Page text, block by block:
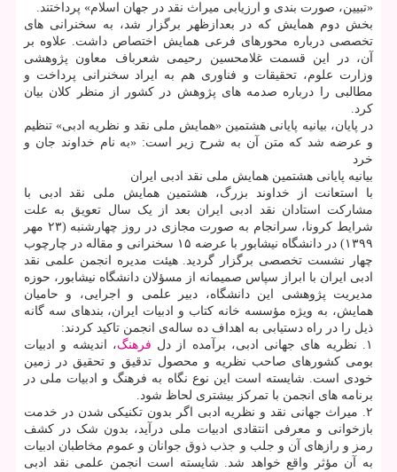
«تبیین، صورت بندی و ارزیابی میراث نقد در جهان اسلام» پرداختند.
بخش دوم همایش که در بعدازظهر برگزار شد، به سخنرانی های
تخصصی درباره محورهای فرعی همایش اختصاص داشت. علاوه بر
آن، در این قسمت غلامحسین رحیمی شعرباف معاون پژوهشی
وزارت علوم، تحقیقات و فناوری هم به ایراد سخنرانی پرداخت و
مطالبی را درباره صدمه های پژوهش در کشور از منظر کلان بیان
کرد.
در پایان، بیانیه پایانی هشتمین «همایش ملی نقد و نظریه ادبی» تنظیم
و عرضه شد که متن آن به شرح زیر است: «به نام خداوند جان و
خرد
بیانیه پایانی هشتمین همایش ملی نقد ادبی ایران
با استعانت از خداوند بزرگ، هشتمین همایش ملی نقد ادبی با
مشارکت استادان نقد ادبی ایران بعد از یک سال تعویق به علت
شرایط کرونا، سرانجام به صورت مجازی در روز چهارشنبه (۲۳ مهر
۱۳۹۹) در دانشگاه نیشابور با عرضه ۱۵ سخنرانی و مقاله در چارچوب
چهار نشست تخصصی برگزار گردید. هیئت مدیره انجمن علمی نقد
ادبی ایران با ابراز سپاس صمیمانه از مسؤلان دانشگاه نیشابور، حوزه
مدیریت پژوهشی این دانشگاه، دبیر علمی و اجرایی، و حامیان
همایش، به ‏ویژه مؤسسه خانه کتاب و ادبیات ایران، بندهای سه‏ گانه
ذیل را در راه دستیابی به اهداف ده‏ ساله‌ی انجمن تاکید کردند:
۱. نظریه‏ های جهانی ادبی، برآمده از دل
فرهنگ، اندیشه و ادبیات
بومی کشورهای صاحب نظریه و محصول تدقیق و تحقیق در زمین
خودی است. شایسته است این نوع نگاه به فرهنگ و ادبیات ملی در
برنامه‏ های انجمن با تمرکز بیشتری لحاظ شود.
۲. میراث جهانی نقد و نظریه ادبی اگر بدون تکنیکی شدن در خدمت
بازخوانی و معرفی انتقادی ادبیات ملی درآید، بدون شک در کشف
رمز و رازهای آن و جلب و جذب ذوق جوانان و عموم مخاطبان ادبیات
به آن مؤثر واقع خواهد شد. شایسته است انجمن علمی نقد ادبی